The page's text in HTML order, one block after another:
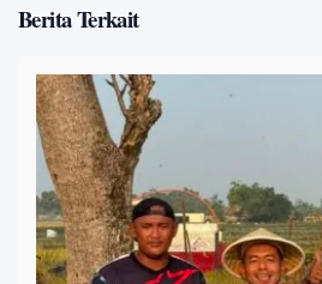
Berita Terkait